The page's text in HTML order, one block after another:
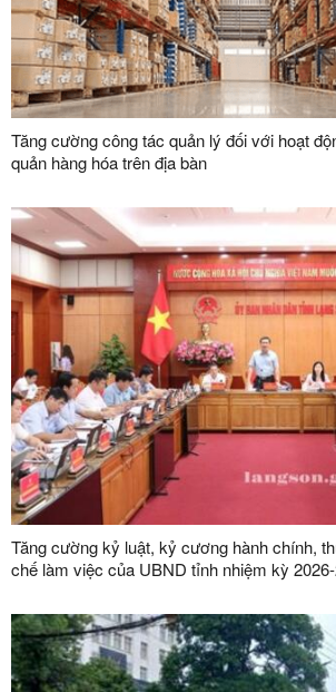
Tăng cường công tác quản lý đối với hoạt
quản hàng hóa trên địa bàn
Tăng cường kỷ luật, kỷ cương hành chính,
chế làm việc của UBND tỉnh nhiệm kỳ